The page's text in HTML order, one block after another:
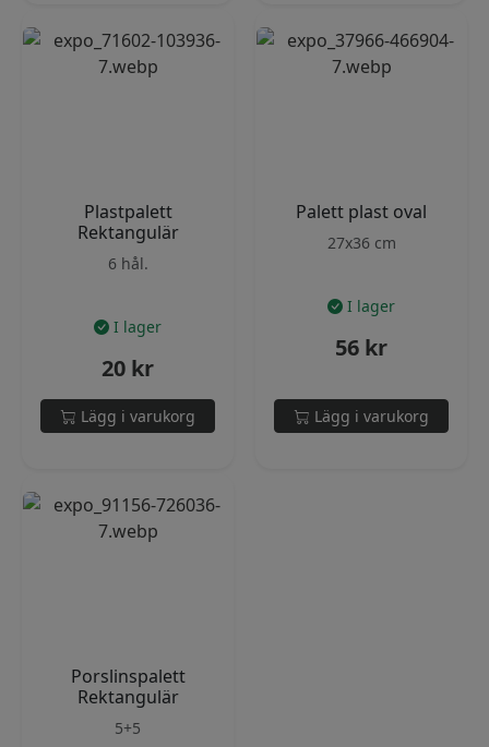
Plastpalett
Rektangulär
6 hål.
I lager
20 kr
Lägg i varukorg
Palett plast oval
27x36 cm
I lager
56 kr
Lägg i varukorg
Porslinspalett
Rektangulär
5+5